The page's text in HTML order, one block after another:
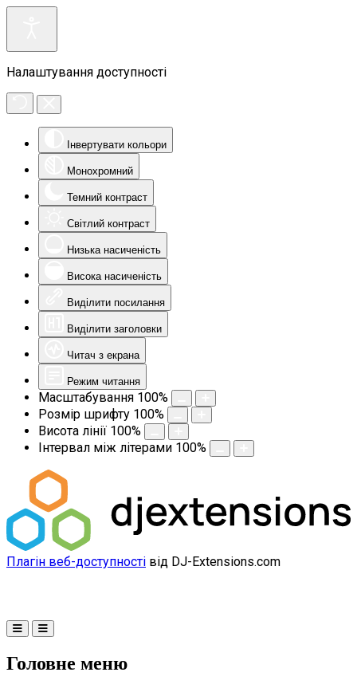
Налаштування доступності
Інвертувати кольори
Монохромний
Темний контраст
Світлий контраст
Низька насиченість
Висока насиченість
Виділити посилання
Виділити заголовки
Читач з екрана
Режим читання
Масштабування 100%
Розмір шрифту 100%
Висота лінії 100%
Інтервал між літерами 100%
Плагін веб-доступності від DJ-Extensions.com
Головне меню